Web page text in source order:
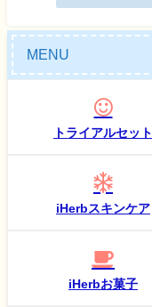
MENU
トライアルセット
iHerbスキンケア
iHerbお菓子